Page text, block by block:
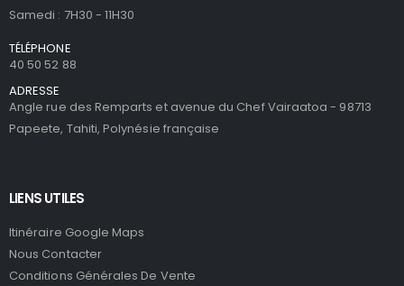
Samedi : 7H30 - 11H30
TÉLÉPHONE
40 50 52 88
ADRESSE
Angle rue des Remparts et avenue du Chef Vairaatoa - 98713
Papeete, Tahiti, Polynésie française
LIENS UTILES
Itinéraire Google Maps
Nous Contacter
Conditions Générales De Vente